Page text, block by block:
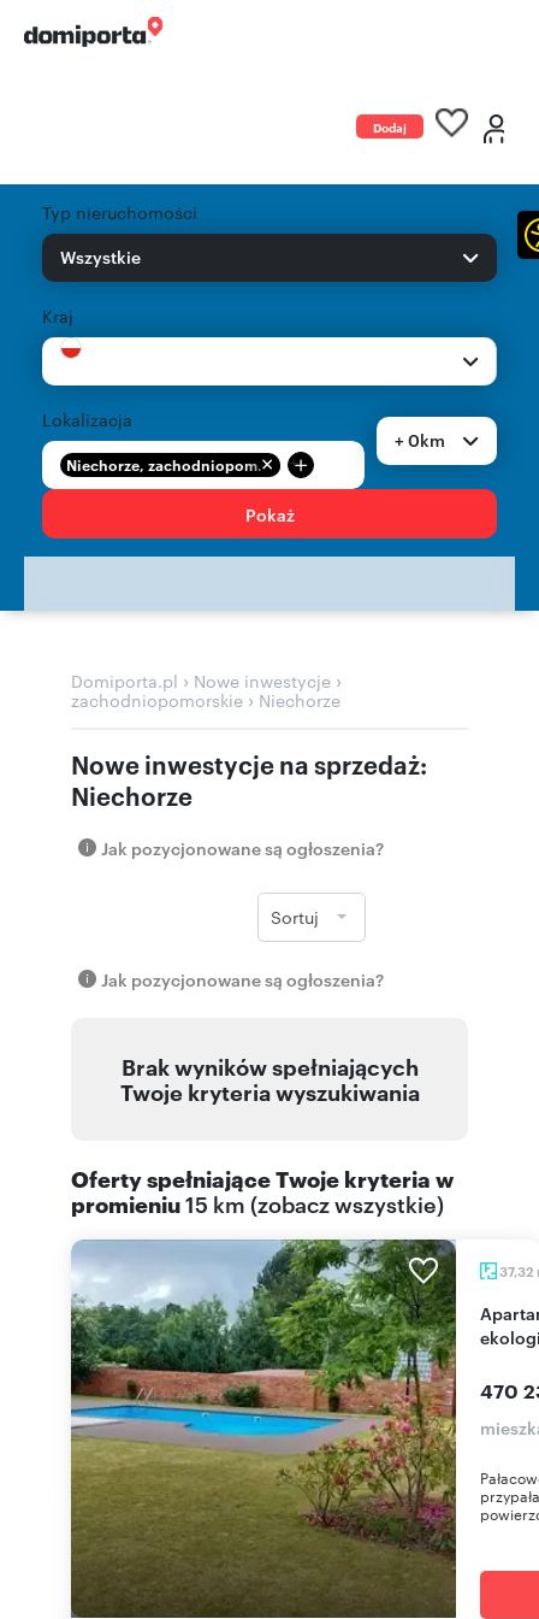
Dodaj
Typ nieruchomości
Wszystkie
Kraj
Lokalizacja
Niechorze, zachodniopom... +
+ 0km
Pokaż
Domiporta.pl › Nowe inwestycje ›
zachodniopomorskie › Niechorze
Nowe inwestycje na sprzedaż:
Niechorze
Jak pozycjonowane są ogłoszenia?
Sortuj
Jak pozycjonowane są ogłoszenia?
Brak wyników spełniających
Twoje kryteria wyszukiwania
Oferty spełniające Twoje kryteria w
promieniu15 km (zobacz wszystkie)
37,32
Apartament 2 pok. z balkonem - basen i
470